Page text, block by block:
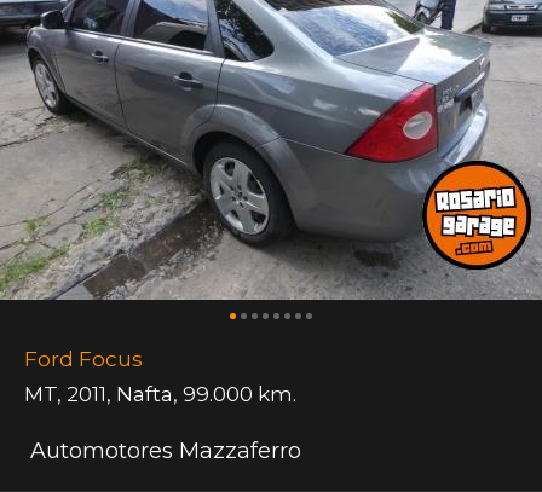
Ford Focus
MT, 2011, Nafta, 99.000 km.
Automotores Mazzaferro